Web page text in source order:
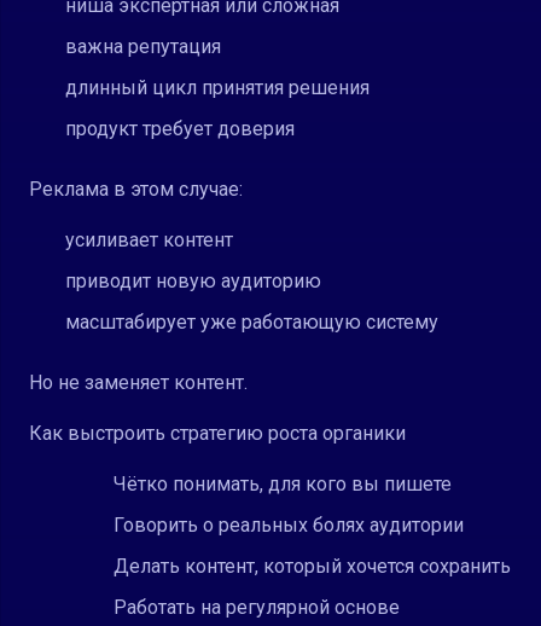
ниша экспертная или сложная
важна репутация
длинный цикл принятия решения
продукт требует доверия
Реклама в этом случае:
усиливает контент
приводит новую аудиторию
масштабирует уже работающую систему
Но не заменяет контент.
Как выстроить стратегию роста органики
Чётко понимать, для кого вы пишете
Говорить о реальных болях аудитории
Делать контент, который хочется сохранить
Работать на регулярной основе